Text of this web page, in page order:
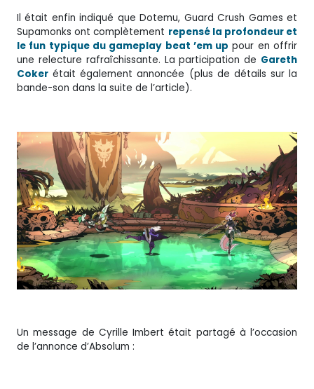
Il était enfin indiqué que Dotemu, Guard Crush Games et
Supamonks ont complètement repensé la profondeur et
le fun typique du gameplay beat ’em up pour en offrir
une relecture rafraîchissante. La participation de Gareth
Coker était également annoncée (plus de détails sur la
bande-son dans la suite de l’article).
Un message de Cyrille Imbert était partagé à l’occasion
de l’annonce d’Absolum :